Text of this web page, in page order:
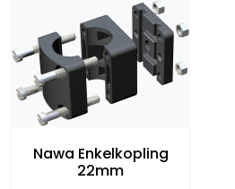
Nawa Enkelkopling
22mm